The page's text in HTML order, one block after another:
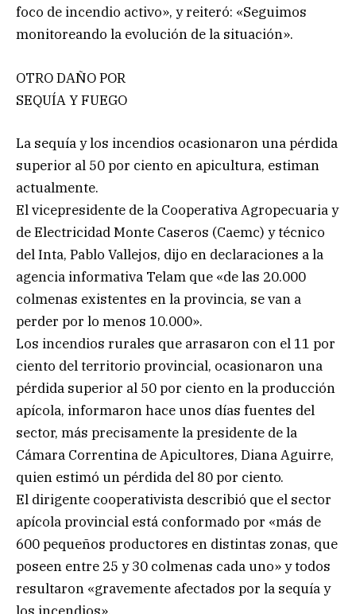
foco de incendio activo», y reiteró: «Seguimos
monitoreando la evolución de la situación».
OTRO DAÑO POR
SEQUÍA Y FUEGO
La sequía y los incendios ocasionaron una pérdida
superior al 50 por ciento en apicultura, estiman
actualmente.
El vicepresidente de la Cooperativa Agropecuaria y
de Electricidad Monte Caseros (Caemc) y técnico
del Inta, Pablo Vallejos, dijo en declaraciones a la
agencia informativa Telam que «de las 20.000
colmenas existentes en la provincia, se van a
perder por lo menos 10.000».
Los incendios rurales que arrasaron con el 11 por
ciento del territorio provincial, ocasionaron una
pérdida superior al 50 por ciento en la producción
apícola, informaron hace unos días fuentes del
sector, más precisamente la presidente de la
Cámara Correntina de Apicultores, Diana Aguirre,
quien estimó un pérdida del 80 por ciento.
El dirigente cooperativista describió que el sector
apícola provincial está conformado por «más de
600 pequeños productores en distintas zonas, que
poseen entre 25 y 30 colmenas cada uno» y todos
resultaron «gravemente afectados por la sequía y